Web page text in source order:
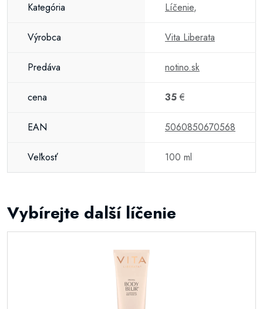
Kategória Líčenie,
Výrobca Vita Liberata
Predáva notino.sk
cena 35 €
EAN 5060850670568
Veľkosť 100 ml
Vybírejte další líčenie